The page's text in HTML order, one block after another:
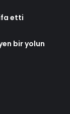
etti
bir yolun